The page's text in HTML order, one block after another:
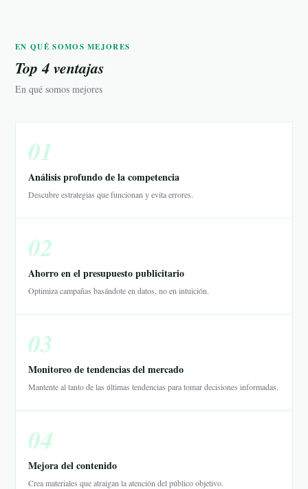
EN QUÉ SOMOS MEJORES
Top 4 ventajas
En qué somos mejores
01
Análisis profundo de la competencia
Descubre estrategias que funcionan y evita errores.
02
Ahorro en el presupuesto publicitario
Optimiza campañas basándote en datos, no en intuición.
03
Monitoreo de tendencias del mercado
Mantente al tanto de las últimas tendencias para tomar decisiones informadas.
04
Mejora del contenido
Crea materiales que atraigan la atención del público objetivo.